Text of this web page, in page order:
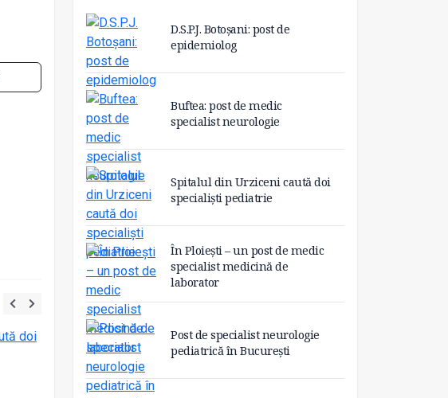
D.S.P.J. Botoșani: post de
epidemiolog
Buftea: post de medic
specialist neurologie
Spitalul din Urziceni caută doi
specialiști pediatrie
În Ploiești – un post de medic
specialist medicină de
laborator
Post de specialist neurologie
pediatrică în București